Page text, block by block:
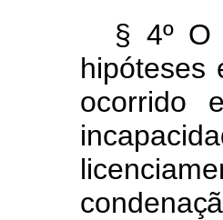
§ 4º O
hipóteses
ocorrido
condenaçã